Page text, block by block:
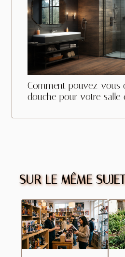
Comment pouvez-vous
douche pour votre salle
SUR LE MÊME SUJET